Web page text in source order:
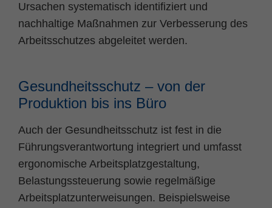
Ursachen systematisch identifiziert und
nachhaltige Maßnahmen zur Verbesserung des
Arbeitsschutzes abgeleitet werden.
Gesundheitsschutz – von der
Produktion bis ins Büro
Auch der Gesundheitsschutz ist fest in die
Führungsverantwortung integriert und umfasst
ergonomische Arbeitsplatzgestaltung,
Belastungssteuerung sowie regelmäßige
Arbeitsplatzunterweisungen. Beispielsweise